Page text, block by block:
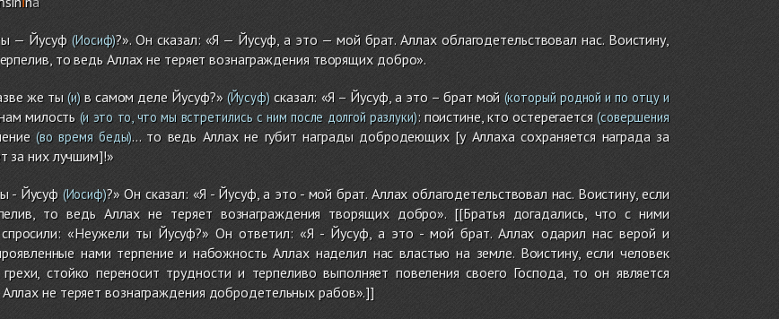
— Йусуф(Иосиф)?». Он сказал: «Я — Йусуф, а это — мой брат. Аллах облагодетельствовал нас. Воистину,
то ведь Аллах не теряет вознаграждения творящих добро».
же ты(и)в самом деле Йусуф?»(Йусуф)сказал: «Я – Йусуф, а это – брат мой (который родной и по отцу и
ми­лость (и это то, что мы встретились с ним после долгой разлуки): поистине, кто остерегается(совершения
(во время беды)... то ведь Аллах не гу­бит награды добродеющих [у Аллаха сохраняется награда за
за них лучшим]!»
- Йусуф (Иосиф)?» Он сказал: «Я - Йусуф, а это - мой брат. Аллах облагодетельствовал нас. Воистину, если
то ведь Аллах не теряет вознаграждения творящих добро». [[Братья догадались, что с ними
спросили: «Неужели ты Йусуф?» Он ответил: «Я - Йусуф, а это - мой брат. Аллах одарил нас верой и
нами терпение и набожность Аллах наделил нас властью на земле. Воистину, если человек
грехи, стойко переносит трудности и терпеливо выполняет повеления своего Господа, то он является
не теряет вознаграждения добродетельных рабов».]]